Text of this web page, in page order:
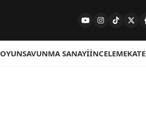
OYUNSAVUNMA SANAYIİNCELEME